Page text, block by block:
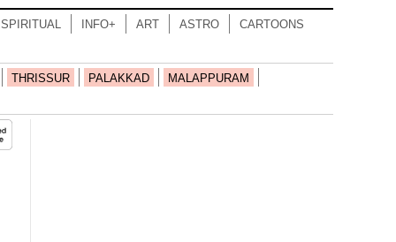
SPIRITUAL INFO+ ART ASTRO CARTOONS
THRISSUR PALAKKAD MALAPPURAM